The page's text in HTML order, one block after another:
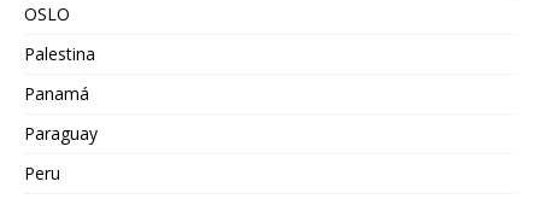
OSLO
Palestina
Panamá
Paraguay
Peru